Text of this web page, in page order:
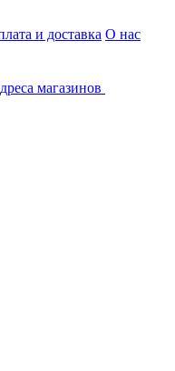
и доставка О нас
магазинов